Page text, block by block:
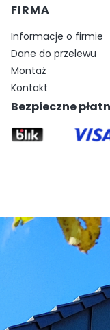
FIRMA
Informacje o firmie
Dane do przelewu
Montaż
Kontakt
Bezpieczne